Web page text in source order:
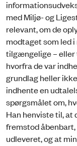
med Miljø- og
relevant, om de
modtaget som led
tilgængelige – eller
hvorfra de var
grundlag heller
indhente en
spørgsmålet om,
Han henviste til, at
fremstod
udleveret, og at